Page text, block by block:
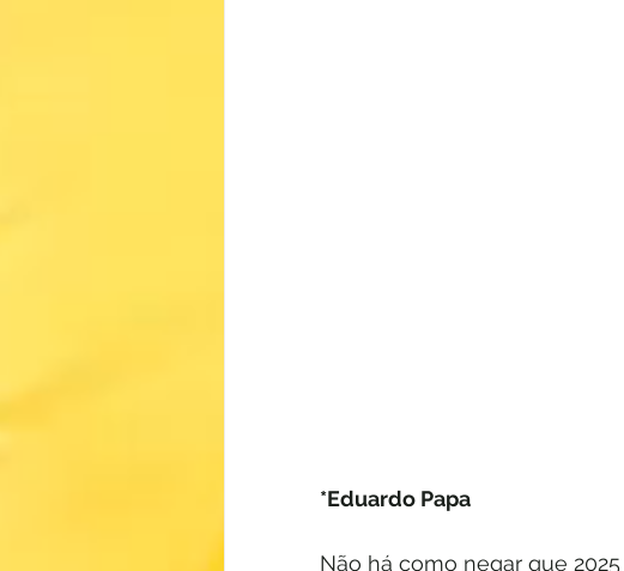
*Eduardo Papa
Não há como negar que